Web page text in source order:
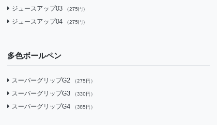
ジュースアップ03 （275円）
ジュースアップ04 （275円）
多色ボールペン
スーパーグリップG2 （275円）
スーパーグリップG3 （330円）
スーパーグリップG4 （385円）